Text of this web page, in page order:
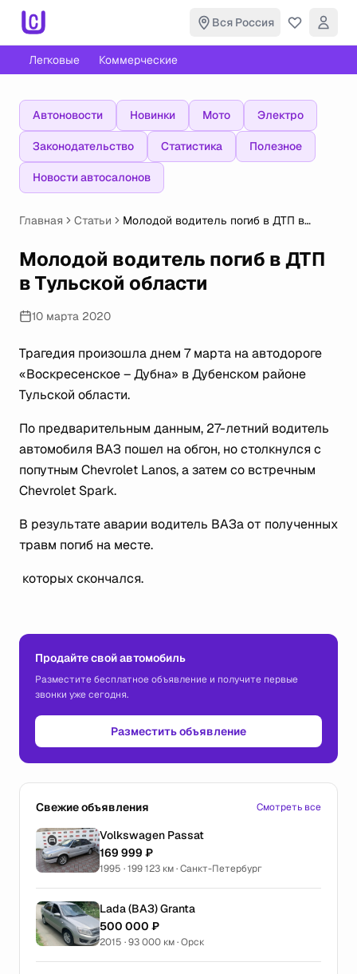
Вся Россия
Легковые Коммерческие
Автоновости Новинки Мото Электро
Законодательство Статистика Полезное
Новости автосалонов
Главная Статьи
Молодой водитель погиб в ДТП в
Молодой водитель погиб в ДТП
в Тульской области
10 марта 2020
Трагедия произошла днем 7 марта на автодороге
«Воскресенское – Дубна» в Дубенском районе
Тульской области.
По предварительным данным, 27-летний водитель
автомобиля ВАЗ пошел на обгон, но столкнулся с
попутным Chevrolet Lanos, а затем со встречным
Chevrolet Spark.
В результате аварии водитель ВАЗа от полученных
травм погиб на месте.
которых скончался.
Продайте свой автомобиль
Разместите бесплатное объявление и получите первые
звонки уже сегодня.
Разместить объявление
Свежие объявления Смотреть все
Volkswagen Passat
169 999 ₽
1995 · 199 123 км · Санкт-Петербург
Lada (ВАЗ) Granta
500 000 ₽
2015 · 93 000 км · Орск